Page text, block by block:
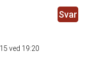
Svar
ved 19:20